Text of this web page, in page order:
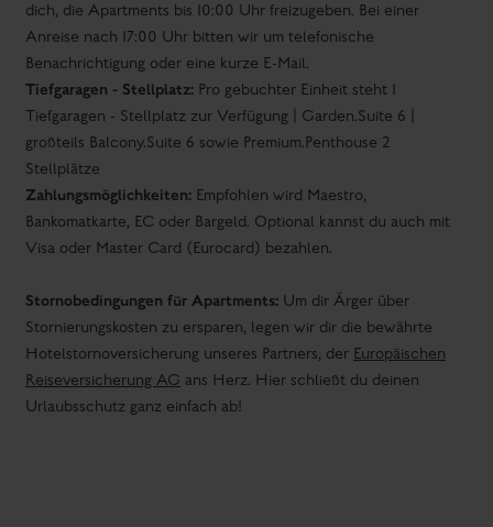
Stellplätze
Zahlungsmöglichkeiten: Empfohlen wird Maestro,
Bankomatkarte, EC oder Bargeld. Optional kannst du auch mit
Visa oder Master Card (Eurocard) bezahlen.
Stornobedingungen für Apartments:Um dir Ärger über
Stornierungskosten zu ersparen, legen wir dir die bewährte
Hotelstornoversicherung unseres Partners, derEuropäischen
Reiseversicherung AGans Herz. Hier schließt du deinen
Urlaubsschutz ganz einfach ab!